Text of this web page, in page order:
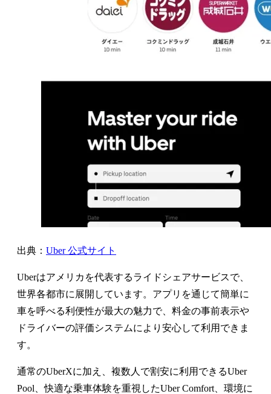
出典： Uber 公式サイト
Uberはアメリカを代表するライドシェアサービスで、
世界各都市に展開しています。アプリを通じて簡単に
車を呼べる利便性が最大の魅力で、料金の事前表示や
ドライバーの評価システムにより安心して利用できま
す。
通常のUberXに加え、複数人で割安に利用できるUber
Pool、快適な乗車体験を重視したUber Comfort、環境に